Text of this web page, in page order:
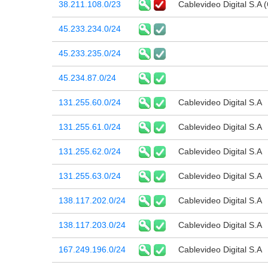
38.211.108.0/23 Cablevideo Digital S.A
45.233.234.0/24
45.233.235.0/24
45.234.87.0/24
131.255.60.0/24 Cablevideo Digital S.A
131.255.61.0/24 Cablevideo Digital S.A
131.255.62.0/24 Cablevideo Digital S.A
131.255.63.0/24 Cablevideo Digital S.A
138.117.202.0/24 Cablevideo Digital S.A
138.117.203.0/24 Cablevideo Digital S.A
167.249.196.0/24 Cablevideo Digital S.A